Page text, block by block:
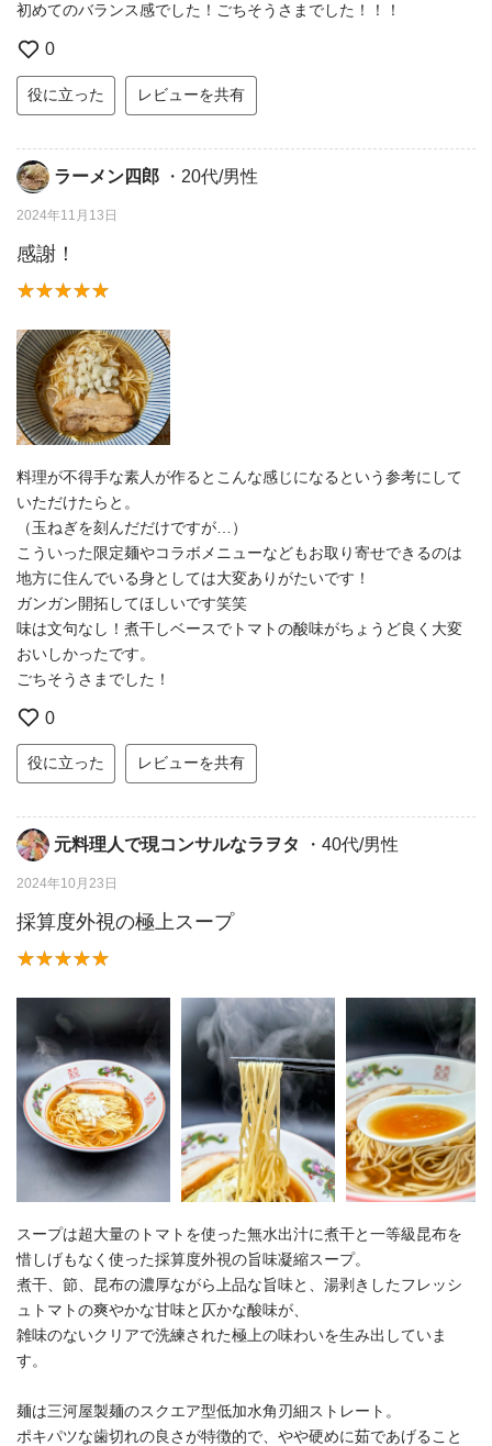
初めてのバランス感でした！ごちそうさまでした！！！
0
役に立った レビューを共有
ラーメン四郎 ・20代/男性
2024年11月13日
感謝！
料理が不得手な素人が作るとこんな感じになるという参考にして
いただけたらと。
（玉ねぎを刻んだだけですが…）
こういった限定麺やコラボメニューなどもお取り寄せできるのは
地方に住んでいる身としては大変ありがたいです！
ガンガン開拓してほしいです笑笑
味は文句なし！煮干しベースでトマトの酸味がちょうど良く大変
おいしかったです。
ごちそうさまでした！
0
役に立った レビューを共有
元料理人で現コンサルなラヲタ ・40代/男性
2024年10月23日
採算度外視の極上スープ
スープは超大量のトマトを使った無水出汁に煮干と一等級昆布を
惜しげもなく使った採算度外視の旨味凝縮スープ。
煮干、節、昆布の濃厚ながら上品な旨味と、湯剥きしたフレッシ
ュトマトの爽やかな甘味と仄かな酸味が、
雑味のないクリアで洗練された極上の味わいを生み出していま
す。
麺は三河屋製麺のスクエア型低加水角刃細ストレート。
ポキパツな歯切れの良さが特徴的で、やや硬めに茹であげること